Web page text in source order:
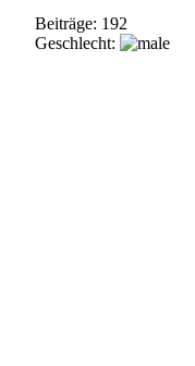
Beiträge: 192
Geschlecht: